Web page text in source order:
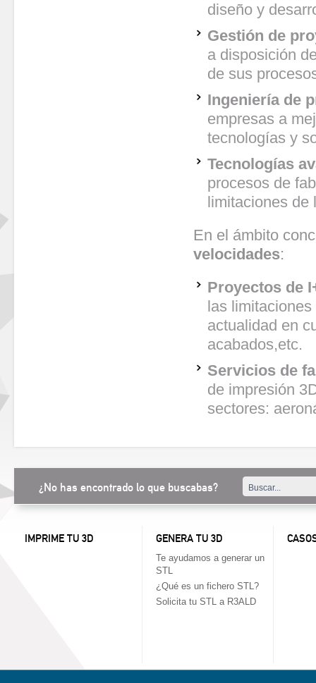
diseño y
Gestión de
a disposición
de sus
Ingeniería de
empresas a
tecnologías y
Tecnologías
procesos de
limitaciones
En el ámbito
velocidades:
Proyectos de
las
actualidad en
acabados,etc.
Servicios de
de impresión
sectores:
¿No has encontrado lo que buscabas?
IMPRIME TU 3D GENERA TU 3D
Te ayudamos a generar un
STL
¿Qué es un fichero STL?
Solicita tu STL a R3ALD